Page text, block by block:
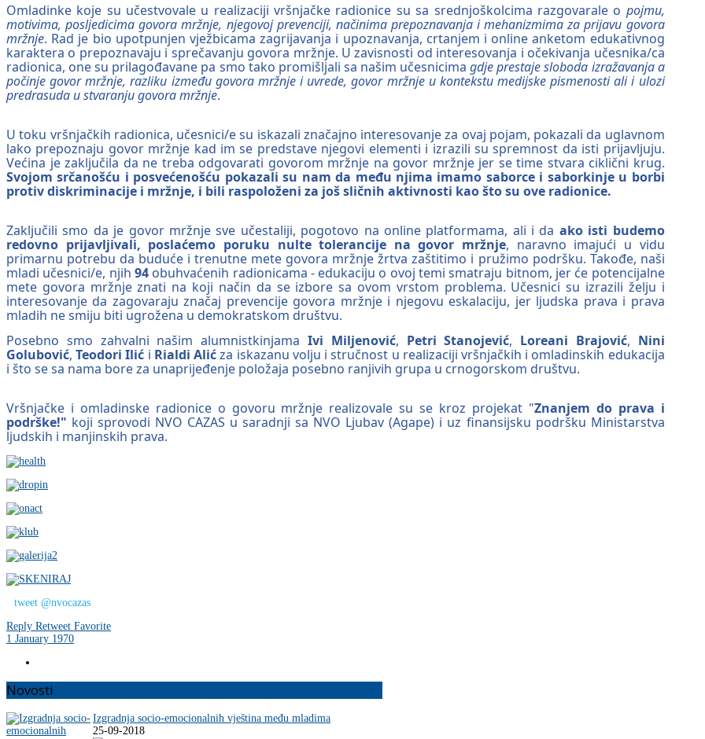
Omladinke koje su učestvovale u realizaciji vršnjačke radionice su sa srednjoškolcima razgovarale o pojmu,
motivima, posljedicima govora mržnje, njegovoj prevenciji, načinima prepoznavanja i mehanizmima za prijavu govora
mržnje. Rad je bio upotpunjen vježbicama zagrijavanja i upoznavanja, crtanjem i online anketom edukativnog
karaktera o prepoznavaju i sprečavanju govora mržnje. U zavisnosti od interesovanja i očekivanja učesnika/ca
radionica, one su prilagođavane pa smo tako promišljali sa našim učesnicimagdje prestaje sloboda izražavanja a
počinje govor mržnje, razliku između govora mržnje i uvrede, govor mržnje u kontekstu medijske pismenosti ali i ulozi
predrasuda u stvaranju govora mržnje.
U toku vršnjačkih radionica, učesnici/e su iskazali značajno interesovanje za ovaj pojam, pokazali da uglavnom
lako prepoznaju govor mržnje kad im se predstave njegovi elementi i izrazili su spremnost da isti prijavljuju.
Većina je zaključila da ne treba odgovarati govorom mržnje na govor mržnje jer se time stvara ciklični krug.
Svojom srčanošću i posvećenošću pokazali su nam da među njima imamo saborce i saborkinje u borbi
protiv diskriminacije i mržnje, i bili raspoloženi za još sličnih aktivnosti kao što su ove radionice.
Zaključili smo da je govor mržnje sve učestaliji, pogotovo na online platformama, ali i da ako isti budemo
redovno prijavljivali, poslaćemo poruku nulte tolerancije na govor mržnje, naravno imajući u vidu
primarnu potrebu da buduće i trenutne mete govora mržnje žrtva zaštitimo i pružimo podršku. Takođe, naši
mladi učesnici/e, njih 94obuhvaćenih radionicama - edukaciju o ovoj temi smatraju bitnom, jer će potencijalne
mete govora mržnje znati na koji način da se izbore sa ovom vrstom problema. Učesnici su izrazili želju i
interesovanje da zagovaraju značaj prevencije govora mržnje i njegovu eskalaciju, jer ljudska prava i prava
mladih ne smiju biti ugrožena u demokratskom društvu.
Posebno smo zahvalni našim alumnistkinjama Ivi Miljenović, Petri Stanojević, Loreani Brajović, Nini
Golubović,Teodori Ilić i Rialdi Alićza iskazanu volju i stručnost u realizaciji vršnjačkih i omladinskih edukacija
i što se sa nama bore za unaprijeđenje položaja posebno ranjivih grupa u crnogorskom društvu.
Vršnjačke i omladinske radionice o govoru mržnje realizovale su se kroz projekat "Znanjem do prava i
podrške!" koji sprovodi NVO CAZAS u saradnji sa NVO Ljubav (Agape) i uz finansijsku podršku Ministarstva
ljudskih i manjinskih prava.
tweet @nvocazas
Reply Retweet Favorite
1 January 1970
Novosti
Izgradnja socio-emocionalnih vještina među mladima
25-09-2018